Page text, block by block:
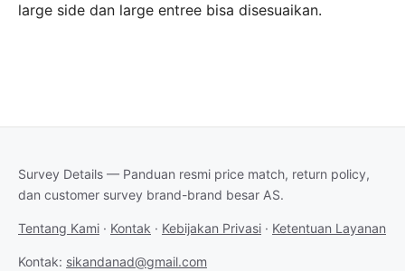
large side dan large entree bisa disesuaikan.
Survey Details — Panduan resmi price match, return policy,
dan customer survey brand-brand besar AS.
Tentang Kami · Kontak · Kebijakan Privasi · Ketentuan Layanan
Kontak: sikandanad@gmail.com